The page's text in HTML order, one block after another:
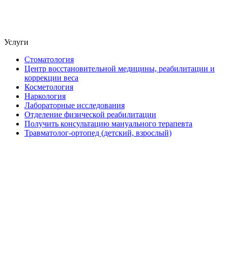
Услуги
Стоматология
Центр восстановительной медицины, реабилитации и
коррекции веса
Косметология
Наркология
Лабораторные исследования
Отделение физической реабилитации
Получить консультацию мануального терапевта
Травматолог-ортопед (детский, взрослый)